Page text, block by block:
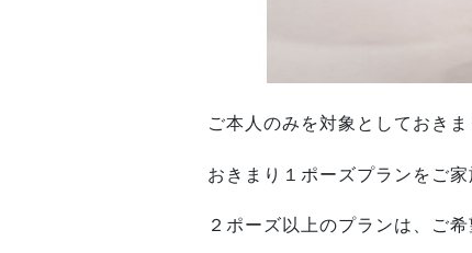
ご本人のみを対象としておきま
おきまり１ポーズプランをご
２ポーズ以上のプランは、ご希